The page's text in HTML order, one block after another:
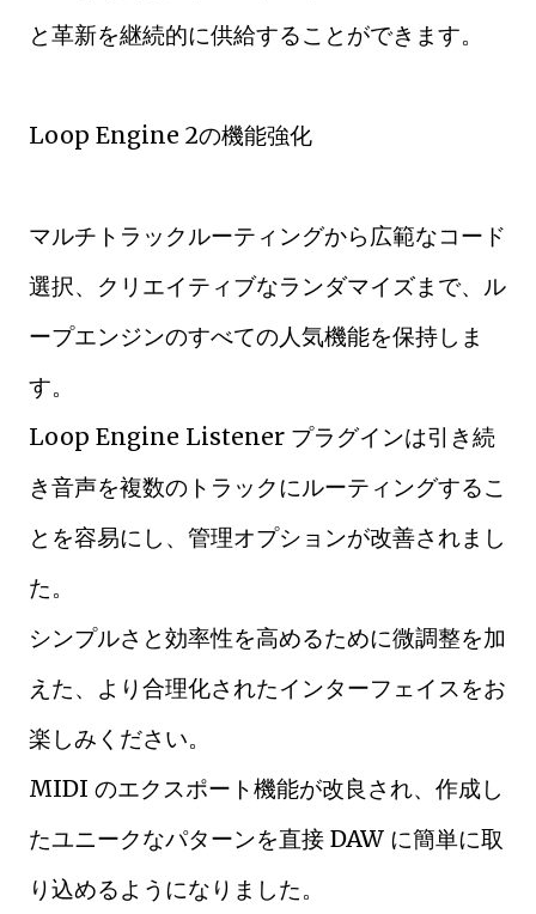
と革新を継続的に供給することができます。
Loop Engine 2の機能強化
マルチトラックルーティングから広範なコード
選択、クリエイティブなランダマイズまで、ル
ープエンジンのすべての人気機能を保持しま
す。
Loop Engine Listener プラグインは引き続
き音声を複数のトラックにルーティングするこ
とを容易にし、管理オプションが改善されまし
た。
シンプルさと効率性を高めるために微調整を加
えた、より合理化されたインターフェイスをお
楽しみください。
MIDI のエクスポート機能が改良され、作成し
たユニークなパターンを直接 DAW に簡単に取
り込めるようになりました。